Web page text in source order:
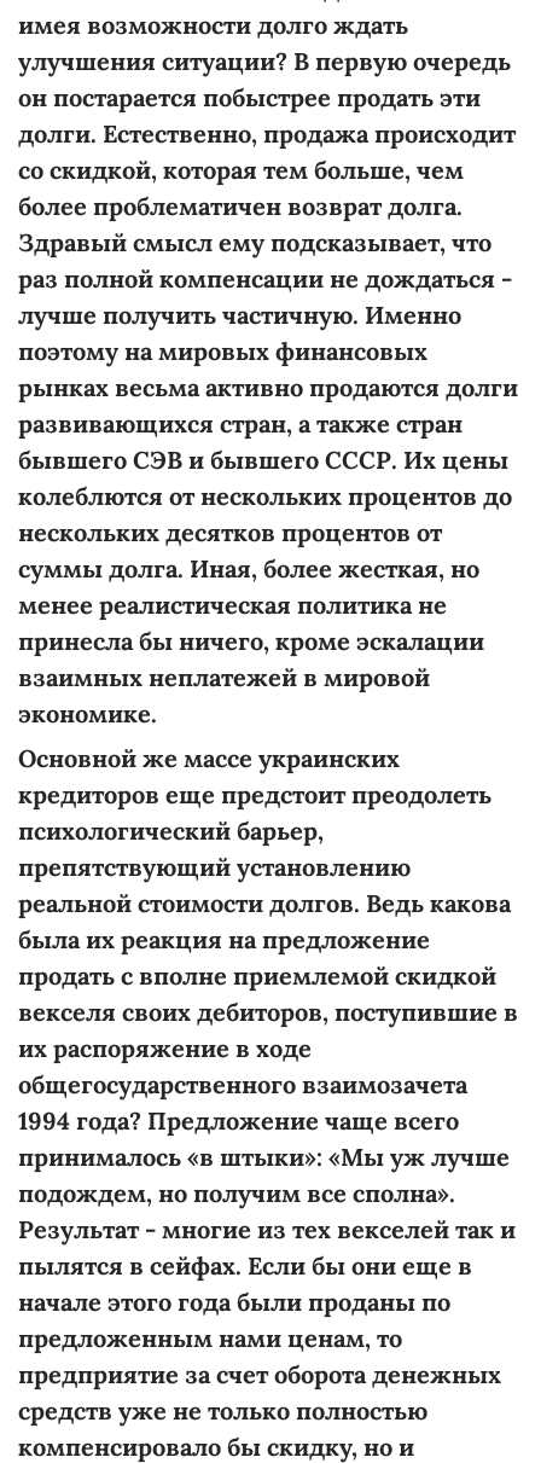
имея возможности долго ждать
улучшения ситуации? В первую очередь
он постарается побыстрее продать эти
долги. Естественно, продажа происходит
со скидкой, которая тем больше, чем
более проблематичен возврат долга.
Здравый смысл ему подсказывает, что
раз полной компенсации не дождаться -
лучше получить частичную. Именно
поэтому на мировых финансовых
рынках весьма активно продаются долги
развивающихся стран, а также стран
бывшего СЭВ и бывшего СССР. Их цены
колеблются от нескольких процентов до
нескольких десятков процентов от
суммы долга. Иная, более жесткая, но
менее реалистическая политика не
принесла бы ничего, кроме эскалации
взаимных неплатежей в мировой
экономике.
Основной же массе украинских
кредиторов еще предстоит преодолеть
психологический барьер,
препятствующий установлению
реальной стоимости долгов. Ведь какова
была их реакция на предложение
продать с вполне приемлемой скидкой
векселя своих дебиторов, поступившие в
их распоряжение в ходе
общегосударственного взаимозачета
1994 года? Предложение чаще всего
принималось «в штыки»: «Мы уж лучше
подождем, но получим все сполна».
Результат - многие из тех векселей так и
пылятся в сейфах. Если бы они еще в
начале этого года были проданы по
предложенным нами ценам, то
предприятие за счет оборота денежных
средств уже не только полностью
компенсировало бы скидку, но и